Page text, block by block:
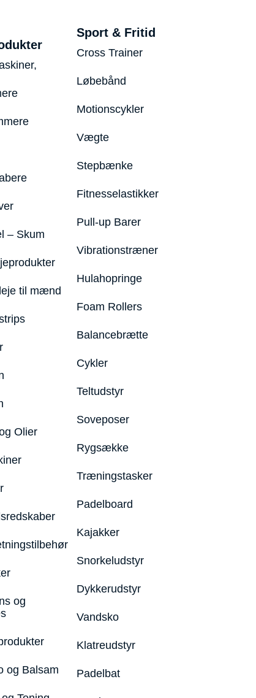
– Skum
til mænd
Olier
og
og Balsam
Sport & Fritid
Cross Trainer
Løbebånd
Motionscykler
Vægte
Stepbænke
Fitnesselastikker
Pull-up Barer
Vibrationstræner
Hulahopringe
Foam Rollers
Balancebrætte
Cykler
Teltudstyr
Soveposer
Rygsække
Træningstasker
Padelboard
Kajakker
Snorkeludstyr
Dykkerudstyr
Vandsko
Klatreudstyr
Padelbat